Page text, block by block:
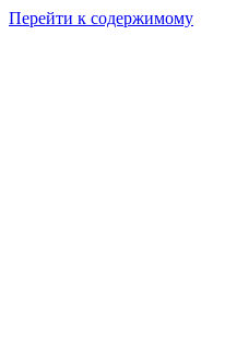
Перейти к содержимому